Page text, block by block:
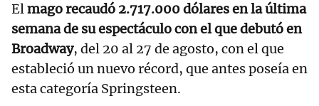
Elmago recaudó 2.717.000 dólares en la última
semana de su espectáculo con el que debutó en
Broadway, del 20 al 27 de agosto, con el que
estableció un nuevo récord, que antes poseía en
esta categoría Springsteen.